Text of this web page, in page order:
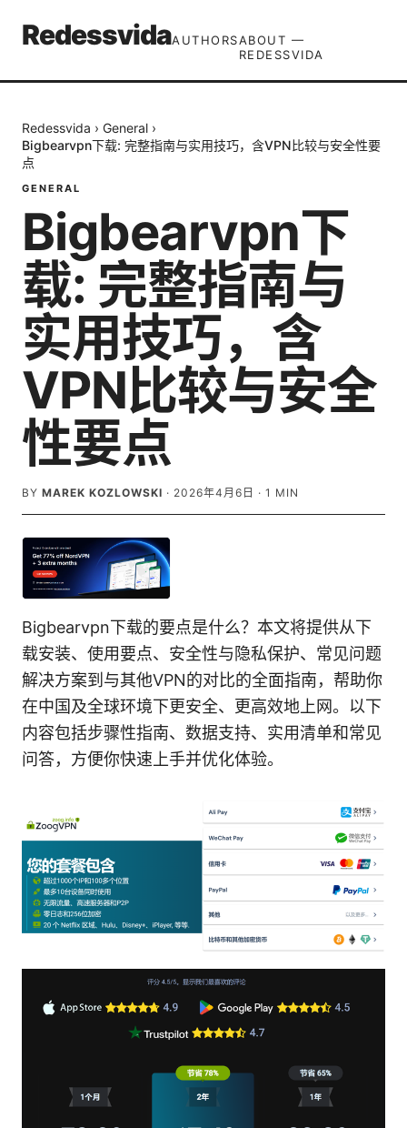
RedessvidaAUTHORSABOUT —
REDESSVIDA
Redessvida › General ›
Bigbearvpn下载: 完整指南与实用技巧，含VPN比较与安全性要
点
GENERAL
Bigbearvpn下
载: 完整指南与
实用技巧，含
VPN比较与安全
性要点
BY MAREK KOZLOWSKI · 2026年4月6日 · 1 MIN
Bigbearvpn下载的要点是什么？本文将提供从下
载安装、使用要点、安全性与隐私保护、常见问题
解决方案到与其他VPN的对比的全面指南，帮助你
在中国及全球环境下更安全、更高效地上网。以下
内容包括步骤性指南、数据支持、实用清单和常见
问答，方便你快速上手并优化体验。